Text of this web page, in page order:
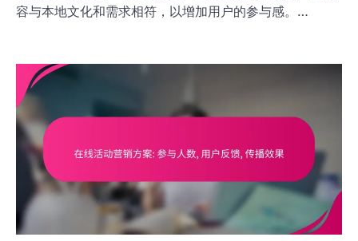
容与本地文化和需求相符，以增加用户的参与感。…